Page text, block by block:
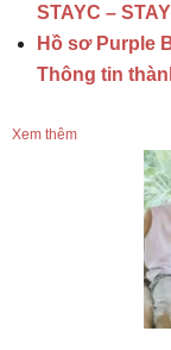
STAYC –
Hồ sơ Purple
Thông tin
Xem thêm